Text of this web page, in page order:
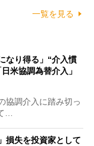
一覧を見る
なり得る」“介入慣
米協調為替介入」
協調介入に踏み切っ
…
損失を投資家として